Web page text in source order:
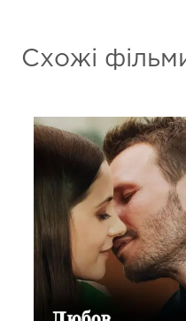
Схожі